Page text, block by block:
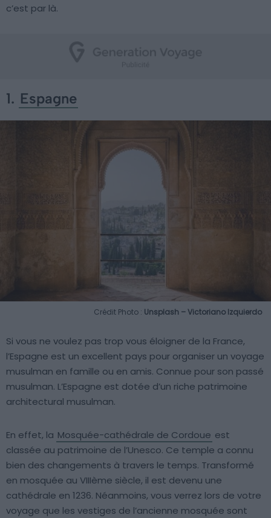
c’est par là.
1. Espagne
Crédit Photo : Unsplash – Victoriano Izquierdo
Si vous ne voulez pas trop vous éloigner de la France,
l’Espagne est un excellent pays pour organiser un voyage
musulman en famille ou en amis. Connue pour son passé
musulman. L’Espagne est dotée d’un riche patrimoine
architectural musulman.
En effet, la Mosquée-cathédrale de Cordoue est
classée au patrimoine de l’Unesco. Ce temple a connu
bien des changements à travers le temps. Transformé
en mosquée au VIIIème siècle, il est devenu une
cathédrale en 1236. Néanmoins, vous verrez lors de votre
voyage que les vestiges de l’ancienne mosquée sont